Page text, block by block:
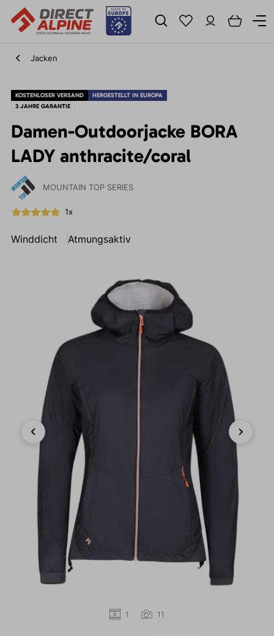
Jacken
KOSTENLOSER VERSAND
HERGESTELLT IN EUROPA
3 JAHRE GARANTIE
Damen-Outdoorjacke BORA
LADY anthracite/coral
MOUNTAIN TOP SERIES
1x
Winddicht Atmungsaktiv
Previous Next
1 11